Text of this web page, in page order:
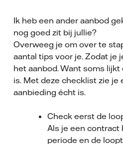
Ik heb een ander aanbod
nog goed zit bij jullie?
Overweeg je om over te
aantal tips voor je. Zodat je
het aanbod. Want soms lijkt
is. Met deze checklist zie je
aanbieding écht is.
Check eerst de
Als je een contract
periode en de